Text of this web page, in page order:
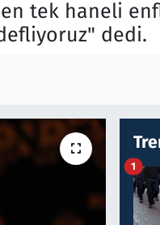
tek haneli
dedi.
1